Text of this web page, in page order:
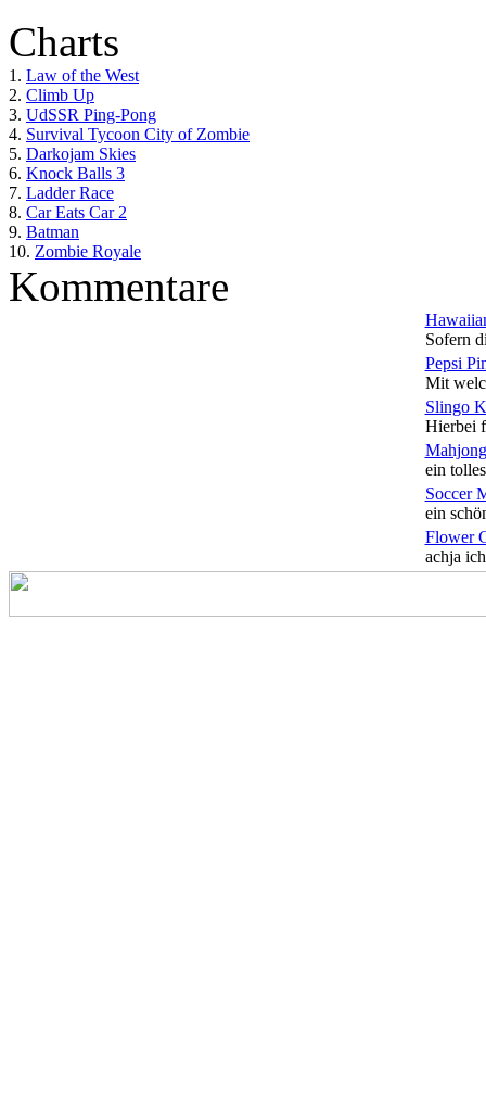
Charts
1. Law of the West
2. Climb Up
3. UdSSR Ping-Pong
4. Survival Tycoon City of Zombie
5. Darkojam Skies
6. Knock Balls 3
7. Ladder Race
8. Car Eats Car 2
9. Batman
10. Zombie Royale
Kommentare
Sofern
Pepsi
Mit
Slingo
Hierbei
ein
Soccer
ein
Flower
achja